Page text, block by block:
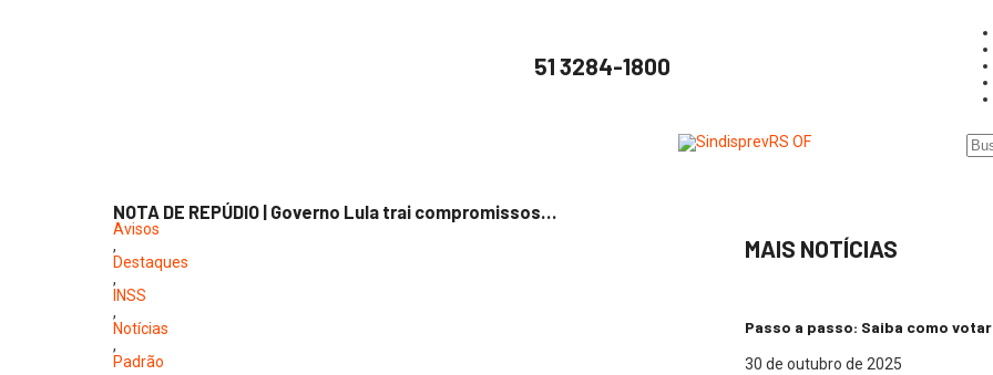
51 3284-1800
NOTA DE REPÚDIO | Governo Lula trai compromissos…
Avisos
,
Destaques
,
INSS
,
Notícias
,
Padrão
MAIS NOTÍCIAS
Passo a passo: Saiba como
30 de outubro de 2025